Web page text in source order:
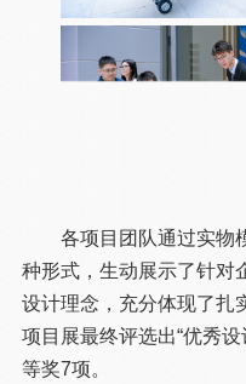
各项目团队通过实物
种形式，生动展示了针对
设计理念，充分体现了扎
项目展最终评选出“优秀
等奖7项。